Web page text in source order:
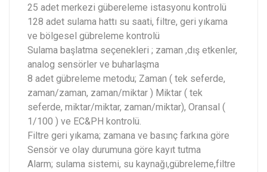
25 adet merkezi gübereleme istasyonu kontrolü
128 adet sulama hattı su saati, filtre, geri yıkama
ve bölgesel gübreleme kontrolü
Sulama başlatma seçenekleri ; zaman ,dış etkenler,
analog sensörler ve buharlaşma
8 adet gübreleme metodu; Zaman ( tek seferde,
zaman/zaman, zaman/miktar ) Miktar ( tek
seferde, miktar/miktar, zaman/miktar), Oransal (
1/100 ) ve EC&PH kontrolü.
Filtre geri yıkama; zamana ve basınç farkına göre
Sensör ve olay durumuna göre kayıt tutma
Alarm; sulama sistemi, su kaynağı,gübreleme,filtre